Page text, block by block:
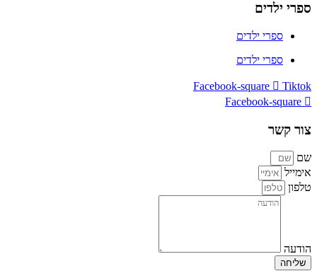
ספרי ילדים
ספרי ילדים
ספרי ילדים
Facebook-square
Tiktok
Facebook-square
צור קשר
שם
אימייל
טלפון
הודעה
שליחה